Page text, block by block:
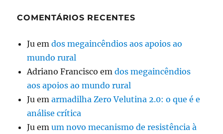
COMENTÁRIOS RECENTES
Ju emdos megaincêndios aos apoios ao
mundo rural
Adriano Francisco emdos megaincêndios
aos apoios ao mundo rural
Ju emarmadilha Zero Velutina 2.0: o que é e
análise crítica
Ju emum novo mecanismo de resistência à